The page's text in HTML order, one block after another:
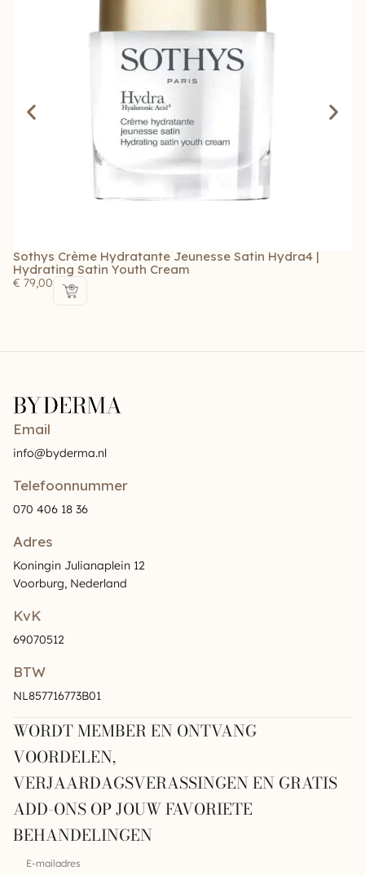
Sothys Crème Hydratante Jeunesse Satin Hydra4 |
Hydrating Satin Youth Cream
€ 79,00
Email
info@byderma.nl
Telefoonnummer
070 406 18 36
Adres
Koningin Julianaplein 12
Voorburg, Nederland
KvK
69070512
BTW
NL857716773B01
WORDT MEMBER EN ONTVANG
VOORDELEN,
VERJAARDAGSVERASSINGEN EN GRATIS
ADD-ONS OP JOUW FAVORIETE
BEHANDELINGEN